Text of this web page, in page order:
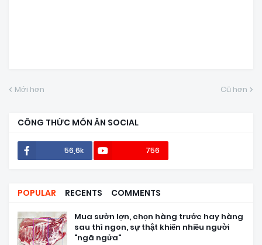
Mới hơn Cũ hơn
CÔNG THỨC MÓN ĂN SOCIAL
56,6k 756
POPULAR RECENTS COMMENTS
Mua sườn lợn, chọn hàng trước hay hàng
sau thì ngon, sự thật khiến nhiều người
"ngã ngửa"